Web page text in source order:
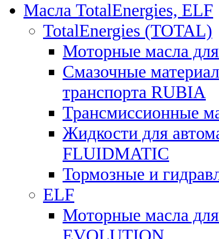
Масла TotalEnergies, ELF
TotalEnergies (TOTAL)
Моторные масла
Смазочные
транспорта RUBIA
Трансмиссионные
Жидкости для
FLUIDMATIC
Тормозные и
ELF
Моторные масла